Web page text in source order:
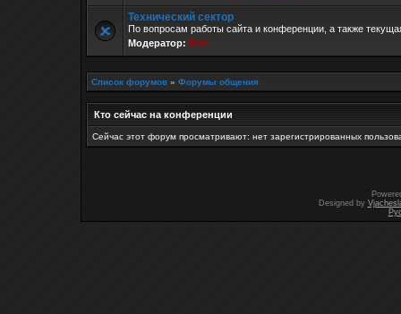
Технический сектор
По вопросам работы сайта и конференции, а также
Модератор: Buh
Список форумов » Форумы общения
Кто сейчас на конференции
Сейчас этот форум просматривают: нет зарегистрированных
Designed by